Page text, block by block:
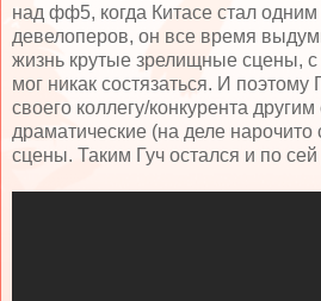
над фф5, когда Китасе стал
девелоперов, он все время
жизнь крутые зрелищные сцены,
мог никак состязаться. И поэтому
своего коллегу/конкурента
драматические (на деле
сцены. Таким Гуч остался и по сей